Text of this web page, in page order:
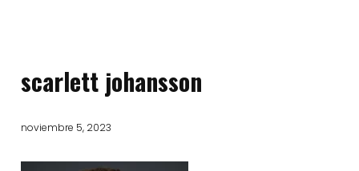
scarlett johansson
noviembre 5, 2023